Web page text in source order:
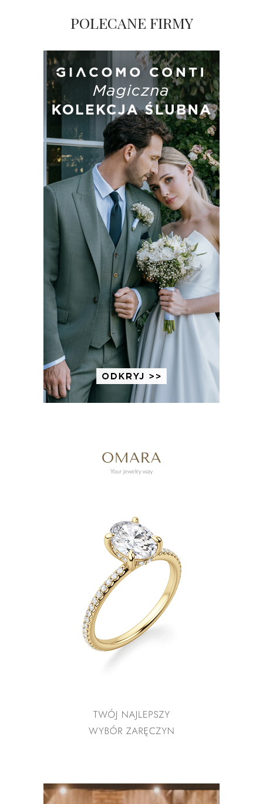
POLECANE FIRMY